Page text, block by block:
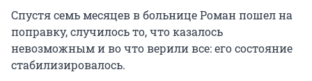
Спустя семь месяцев в больнице Роман пошел на
поправку, случилось то, что казалось
невозможным и во что верили все: его состояние
стабилизировалось.